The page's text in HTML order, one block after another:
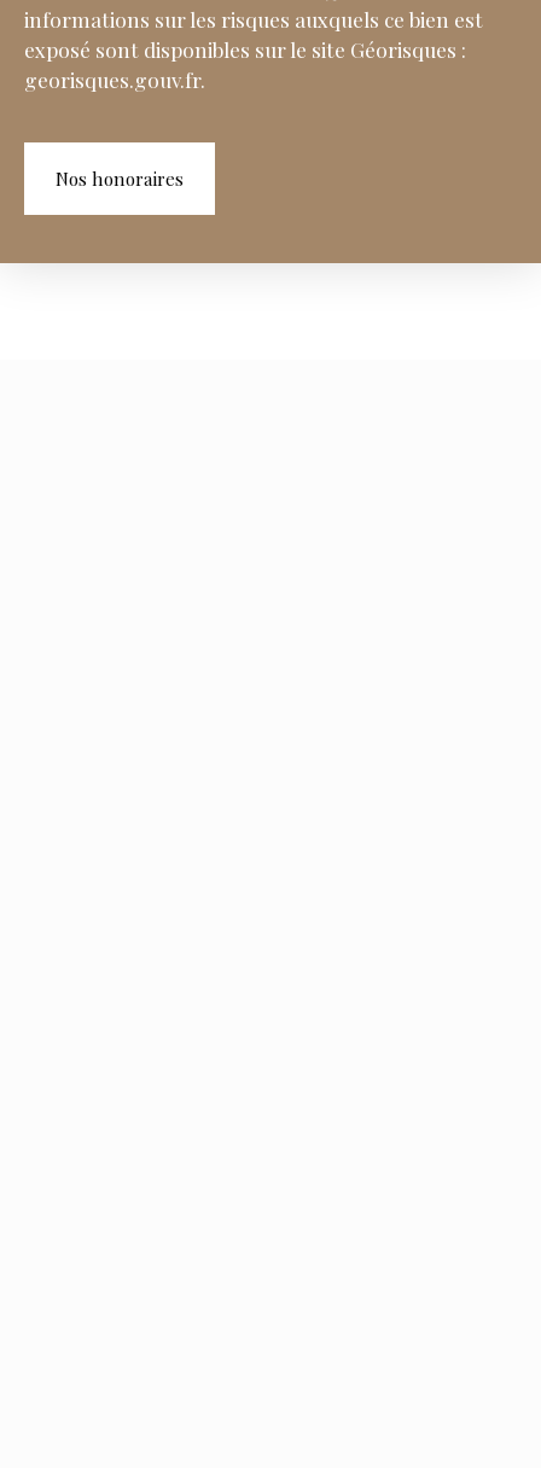
informations sur les risques auxquels ce bien est
exposé sont disponibles sur le site Géorisques :
georisques.gouv.fr.
Nos honoraires